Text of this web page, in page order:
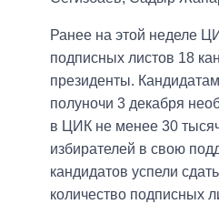
Ранее на этой неделе
подписных листов 18
президенты.
полуночи 3 декабря
в ЦИК не менее 30
избирателей в свою
кандидатов успели
количество подписных